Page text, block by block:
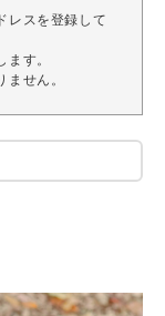
レスを登録して
す。
せん。